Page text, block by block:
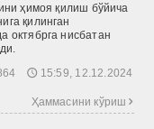
ҳимоя қилиш бўйича
қилинган
октябрга нисбатан
🕔 15:59, 12.12.2024
Ҳаммасини кўриш 